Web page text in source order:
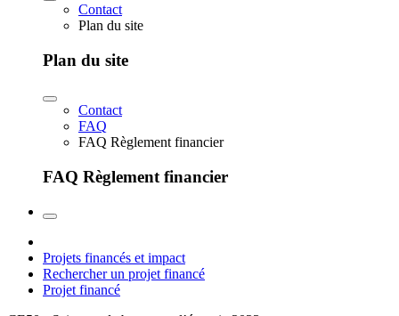
Contact
Plan du site
Plan du site
Contact
FAQ
FAQ Règlement financier
FAQ Règlement financier
Projets financés et impact
Rechercher un projet financé
Projet financé